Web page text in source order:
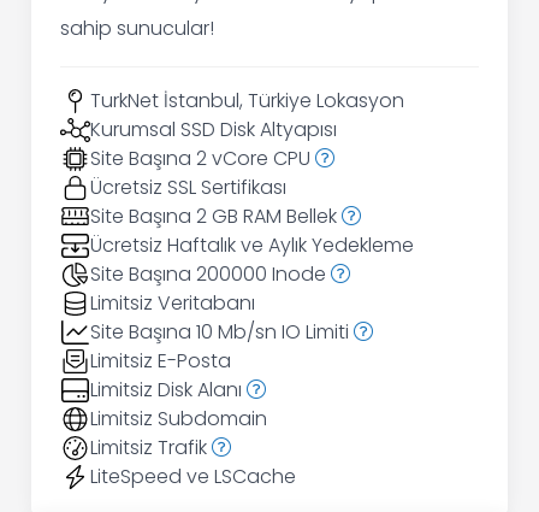
sahip sunucular!
TurkNet İstanbul, Türkiye Lokasyon
Kurumsal SSD Disk Altyapısı
Site Başına 2 vCore CPU
Ücretsiz SSL Sertifikası
Site Başına 2 GB RAM Bellek
Ücretsiz Haftalık ve Aylık Yedekleme
Site Başına 200000 Inode
Limitsiz Veritabanı
Site Başına 10 Mb/sn IO Limiti
Limitsiz E-Posta
Limitsiz Disk Alanı
Limitsiz Subdomain
Limitsiz Trafik
LiteSpeed ve LSCache